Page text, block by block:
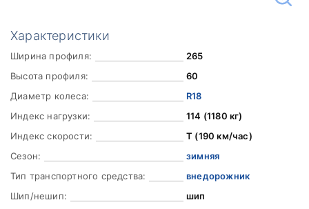
Характеристики
Ширина профиля:
265
Высота профиля:
60
Диаметр колеса:
R18
Индекс нагрузки:
114 (1180 кг)
Индекс скорости:
T (190 км/час)
Сезон:
зимняя
Тип транспортного средства:
внедорожник
Шип/нешип:
шип